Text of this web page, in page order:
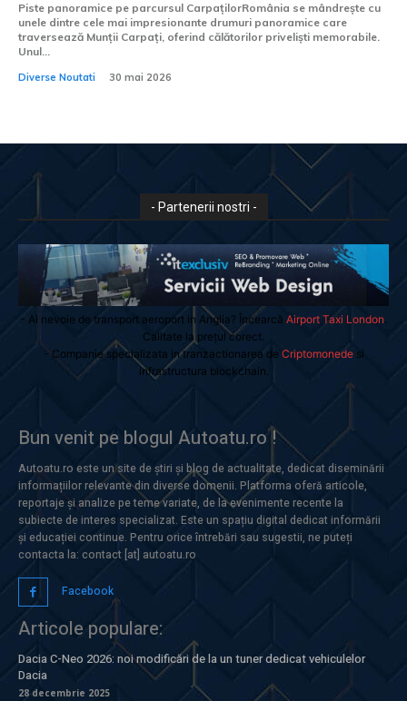
Piste panoramice pe parcursul CarpațilorRomânia se mândrește cu
unele dintre cele mai impresionante drumuri panoramice care
traversează Munții Carpați, oferind călătorilor priveliști memorabile.
Unul...
Diverse Noutati 30 mai 2026
- Partenerii nostri -
- Ai nevoie de transport aeroport in Anglia? Încearcă Airport Taxi London
Calitate la prețul corect.
- Companie specializata in tranzactionarea de Criptomonedesi
infrastructura blockchain.
Bun venit pe blogul Autoatu.ro !
Autoatu.ro este un site de știri și blog de actualitate, dedicat diseminării
informațiilor relevante din diverse domenii. Platforma oferă articole,
reportaje și analize pe teme variate, de la evenimente recente la
subiecte de interes specializat. Este un spațiu digital dedicat informării
și educației continue. Pentru orice întrebări sau sugestii, ne puteți
contacta la: contact [at] autoatu.ro
Facebook
Articole populare:
Dacia C-Neo 2026: noi modificări de la un tuner dedicat vehiculelor
Dacia
28 decembrie 2025